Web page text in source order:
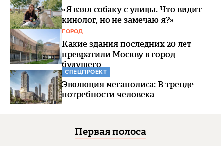
«Я взял собаку с улицы. Что видит
кинолог, но не замечаю я?»
ГОРОД
Какие здания последних 20 лет
превратили Москву в город
будущего
СПЕЦПРОЕКТ
Эволюция мегаполиса: В тренде
потребности человека
Первая полоса